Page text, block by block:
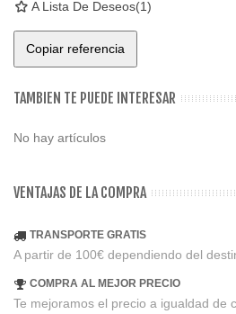
A Lista De Deseos(1)
Copiar referencia
TAMBIEN TE PUEDE INTERESAR
No hay artículos
VENTAJAS DE LA COMPRA
TRANSPORTE GRATIS
A partir de 100€ dependiendo del
COMPRA AL MEJOR PRECIO
Te mejoramos el precio a igualdad de